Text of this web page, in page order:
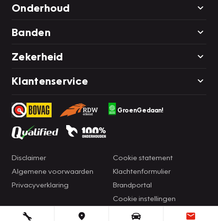
Onderhoud
Banden
Zekerheid
Klantenservice
GroenGedaan!
Disclaimer
Algemene voorwaarden
Privacyverklaring
Cookie statement
Klachtenformulier
Brandportal
Cookie instellingen